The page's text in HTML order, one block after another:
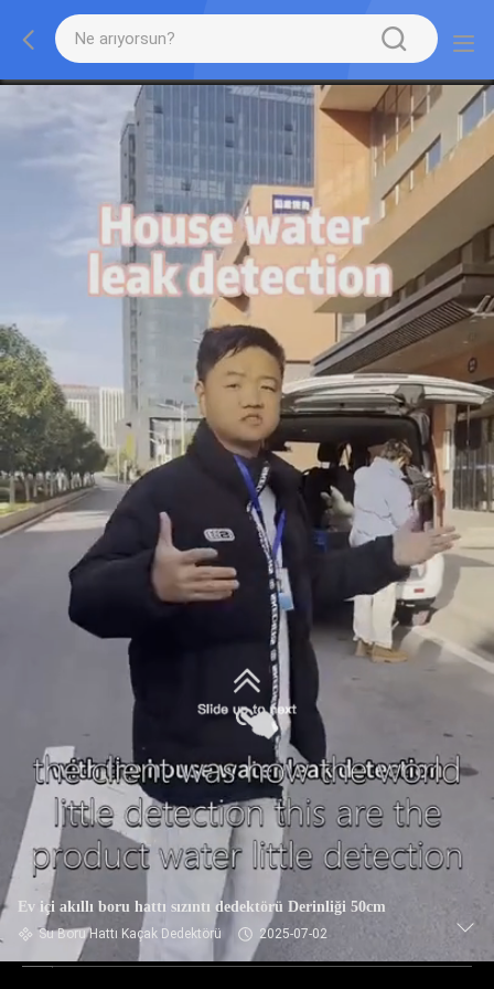
Ev içi akıllı boru hattı sızıntı dedektörü Derinliği 50cm
Su Boru Hattı Kaçak Dedektörü 2025-07-02